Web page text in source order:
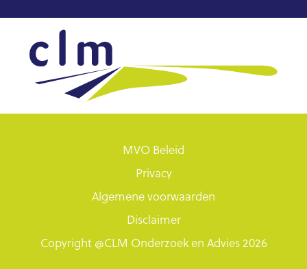
MVO Beleid
Privacy
Algemene voorwaarden
Disclaimer
Copyright @CLM Onderzoek en Advies 2026